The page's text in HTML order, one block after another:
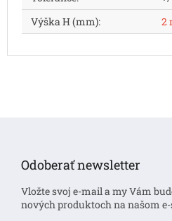
Výška H (mm): 2
Odoberať newsletter
Vložte svoj e-mail a my Vám
nových produktoch na našom e-